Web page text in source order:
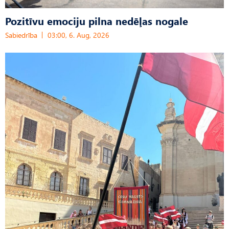
Pozitīvu emociju pilna nedēļas nogale
Sabiedrība 03:00, 6. Aug, 2026